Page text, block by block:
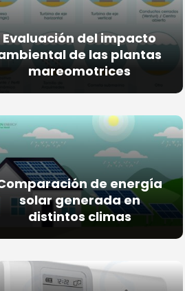
Evaluación del impacto
de las plantas
mareomotrices
de energía
solar generada en
distintos climas